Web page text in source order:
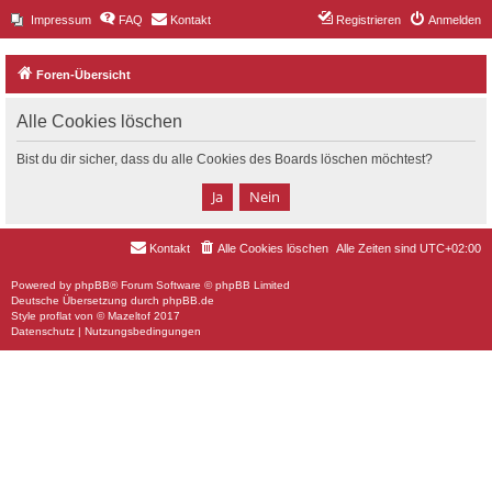
Impressum FAQ Kontakt Anmelden
Registrieren
Foren-Übersicht
Alle Cookies löschen
Bist du dir sicher, dass du alle Cookies des Boards löschen möchtest?
Alle Zeiten sind UTC+02:00
Alle Cookies löschen
Kontakt
Powered by phpBB® Forum Software © phpBB Limited
Deutsche Übersetzung durch phpBB.de
Style proflat von ©Mazeltof 2017
Datenschutz | Nutzungsbedingungen